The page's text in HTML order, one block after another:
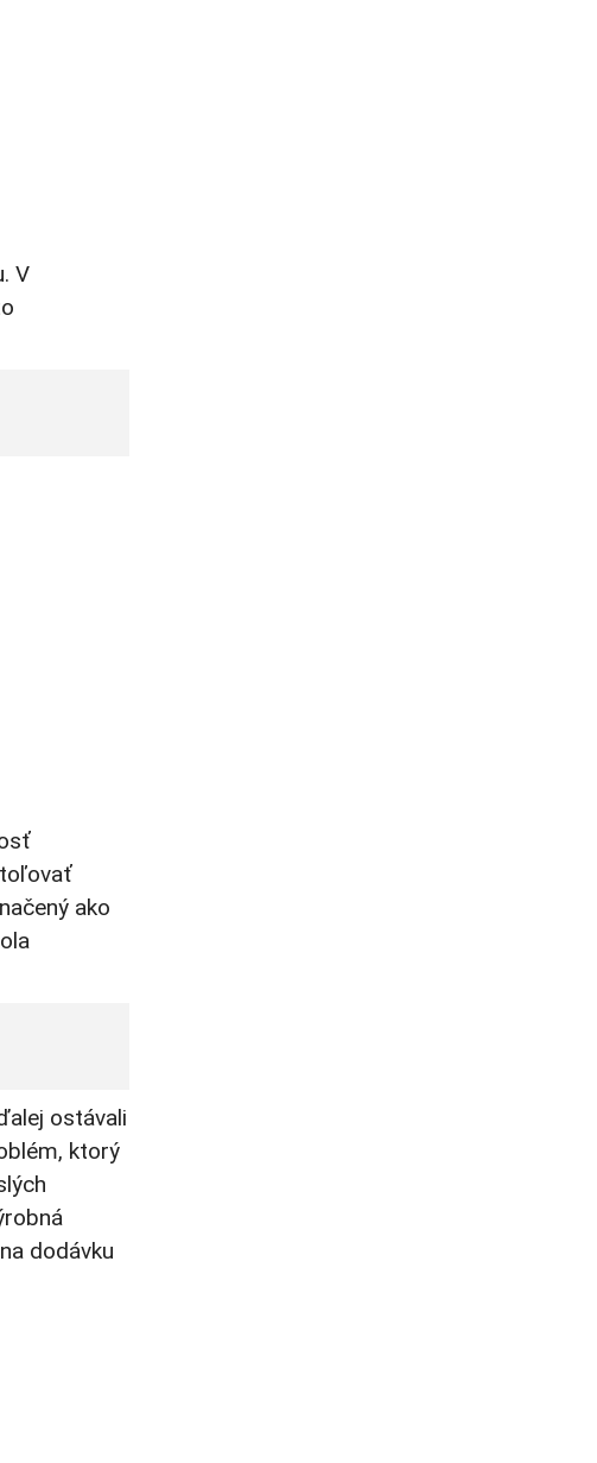
V
ako
ostávali
ktorý
dodávku